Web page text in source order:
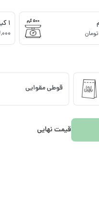
1 کیلوگرم
قوطی مقوایی
قیمت نهایی